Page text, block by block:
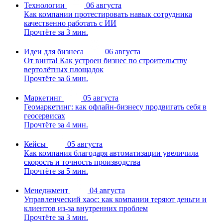
Технологии
06 августа
Как компании протестировать навык сотрудника
качественно работать с ИИ
Прочтёте за 3 мин.
Идеи для бизнеса
06 августа
От винта! Как устроен бизнес по строительству
вертолётных площадок
Прочтёте за 6 мин.
Маркетинг
05 августа
Геомаркетинг: как офлайн-бизнесу продвигать себя в
геосервисах
Прочтёте за 4 мин.
Кейсы
05 августа
Как компания благодаря автоматизации увеличила
скорость и точность производства
Прочтёте за 5 мин.
Менеджмент
04 августа
Управленческий хаос: как компании теряют деньги и
клиентов из-за внутренних проблем
Прочтёте за 3 мин.